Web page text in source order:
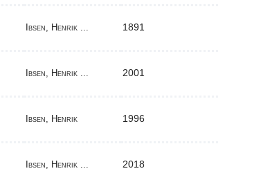
Ibsen, Henrik ... 1891
Ibsen, Henrik ... 2001
Ibsen, Henrik 1996
Ibsen, Henrik ... 2018